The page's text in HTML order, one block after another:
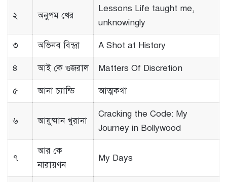
২ অনুপম খের
Lessons Life taught me,
unknowingly
৩ অভিনব বিন্দ্রা A Shot at History
৪ আই কে গুজরাল Matters Of Discretion
৫ আনা চ্যান্ডি আত্মকথা
৬ আয়ুষ্মান খুরানা
Cracking the Code: My
Journey in Bollywood
৭
আর কে
নারায়ণন
My Days